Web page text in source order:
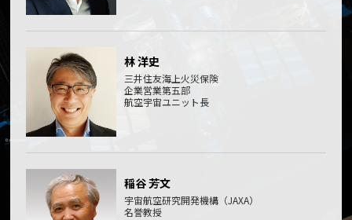
林 洋史
三井住友海上火災保険
企業営業第五部
航空宇宙ユニット長
稲谷 芳文
宇宙航空研究開発機構（JAXA）
名誉教授